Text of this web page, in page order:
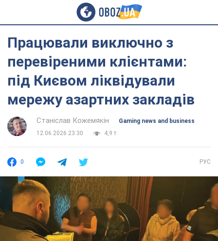
Працювали виключно з
перевіреними клієнтами:
під Києвом ліквідували
мережу азартних закладів
Станіслав Кожемякін
Gaming news and business
12.06.2026 23:30
4,9 т.
0 РУС